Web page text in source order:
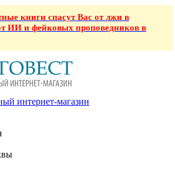
книги спасут Вас от лжи в
ИИ и фейковых проповедников в
интернет-магазин